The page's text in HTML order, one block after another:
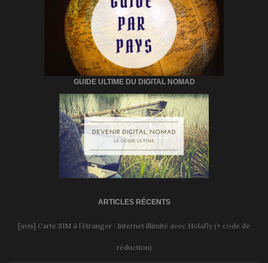
GUIDE ULTIME DU DIGITAL NOMAD
ARTICLES RÉCENTS
[avis] Carte SIM à l’étranger : Internet illimité avec Holafly (+ code de
réduction)